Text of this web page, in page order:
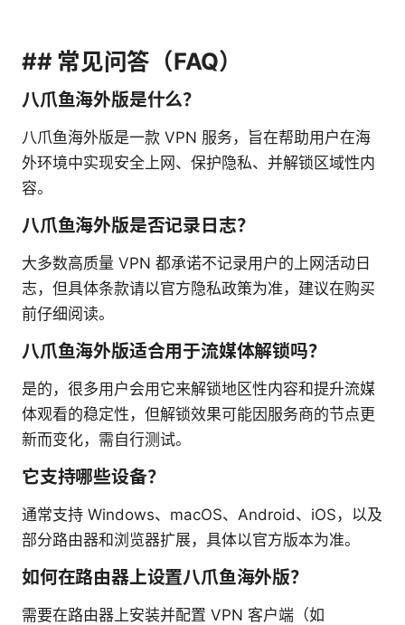
## 常见问答（FAQ）
八爪鱼海外版是什么？
八爪鱼海外版是一款 VPN 服务，旨在帮助用户在海
外环境中实现安全上网、保护隐私、并解锁区域性内
容。
八爪鱼海外版是否记录日志？
大多数高质量 VPN 都承诺不记录用户的上网活动日
志，但具体条款请以官方隐私政策为准，建议在购买
前仔细阅读。
八爪鱼海外版适合用于流媒体解锁吗？
是的，很多用户会用它来解锁地区性内容和提升流媒
体观看的稳定性，但解锁效果可能因服务商的节点更
新而变化，需自行测试。
它支持哪些设备？
通常支持 Windows、macOS、Android、iOS，以及
部分路由器和浏览器扩展，具体以官方版本为准。
如何在路由器上设置八爪鱼海外版？
需要在路由器上安装并配置 VPN 客户端（如